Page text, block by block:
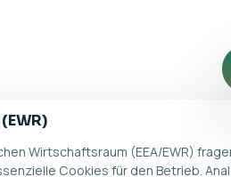
Wirtschaftsraum (EEA/EWR)
Cookies für den Betrieb.